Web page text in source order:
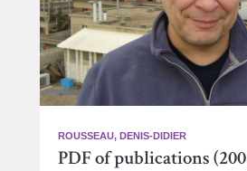
ROUSSEAU, DENIS-DIDIER
PDF of publications